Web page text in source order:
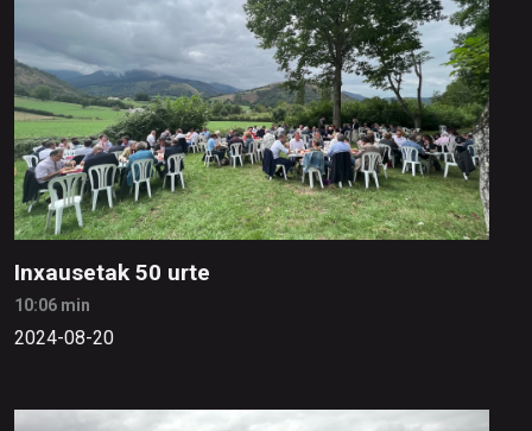
Inxausetak 50 urte
10:06 min
2024-08-20